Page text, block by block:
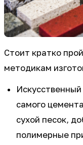
Стоит кратко
методикам
самого
сухой песок,
полимерные